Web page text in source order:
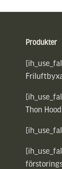
Produkter
Thon